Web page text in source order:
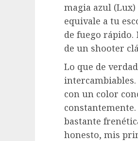
magia azul
equivale a tu
de fuego
de un shooter
Lo que de
intercambiables.
con un color
bastante
honesto, mis